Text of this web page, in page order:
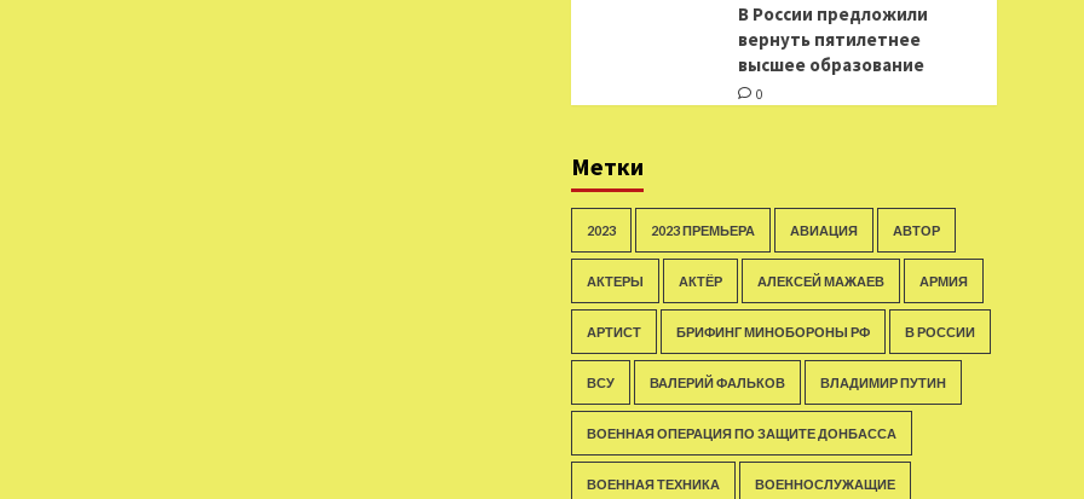
В России предложили
вернуть пятилетнее
высшее образование
0
Метки
2023 2023 ПРЕМЬЕРА АВИАЦИЯ АВТОР
АКТЕРЫ АКТЁР АЛЕКСЕЙ МАЖАЕВ АРМИЯ
АРТИСТ БРИФИНГ МИНОБОРОНЫ РФ В РОССИИ
ВСУ ВАЛЕРИЙ ФАЛЬКОВ ВЛАДИМИР ПУТИН
ВОЕННАЯ ОПЕРАЦИЯ ПО ЗАЩИТЕ ДОНБАССА
ВОЕННАЯ ТЕХНИКА ВОЕННОСЛУЖАЩИЕ